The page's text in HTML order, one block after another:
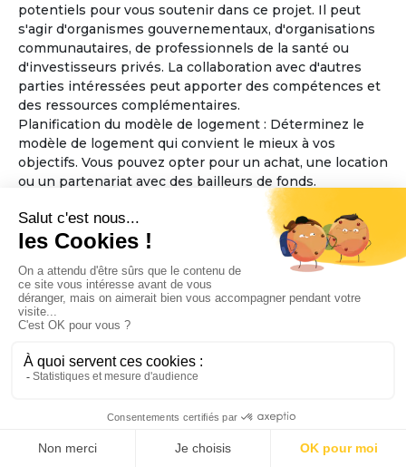
potentiels pour vous soutenir dans ce projet. Il peut
s'agir d'organismes gouvernementaux, d'organisations
communautaires, de professionnels de la santé ou
d'investisseurs privés. La collaboration avec d'autres
parties intéressées peut apporter des compétences et
des ressources complémentaires.
Planification du modèle de logement : Déterminez le
modèle de logement qui convient le mieux à vos
objectifs. Vous pouvez opter pour un achat, une location
ou un partenariat avec des bailleurs de fonds.
Considérez également la taille et l'aménagement des
espaces communs et des logements individuels, en
veillant à ce qu'ils soient accessibles aux personnes
Élaboration des règles de fonctionnement : Définissez
les règles de fonctionnement de la maison partagée,
telles que les responsabilités financières, les tâches
ménagères, la prise de décisions collectives et les
politiques d'admission. Assurez-vous que ces règles
favorisent l'inclusion, le respect mutuel et la sécurité
Sélection de l'emplacement : Trouvez un emplacement
de l'accessibilité aux services essentiels tels que les